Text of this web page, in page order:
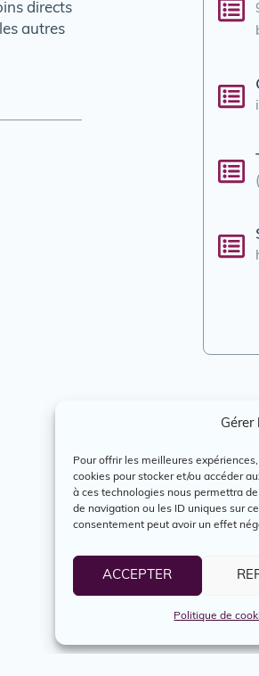
Gérer
Pour offrir les meilleures
cookies pour stocker et/ou accéder
à ces technologies nous permettra
de navigation ou les ID uniques sur
consentement peut avoir un effet
ACCEPTER
Politique de
directs
autres